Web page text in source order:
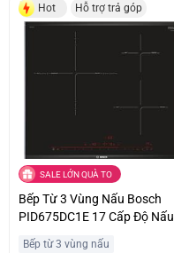
Hot Hỗ trợ trả góp
SALE LỚN QUÀ TO
Bếp Từ 3 Vùng Nấu Bosch
PID675DC1E 17 Cấp Độ Nấu
Bếp từ 3 vùng nấu